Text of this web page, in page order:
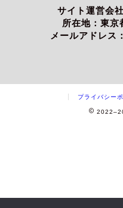
サイト運営会
所在地：東京
メールアドレ
プライバシー